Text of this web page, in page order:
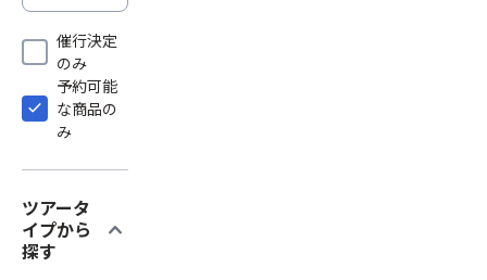
催行決定
のみ
予約可能
な商品の
み
ツアータ
イプから
探す
expand_more